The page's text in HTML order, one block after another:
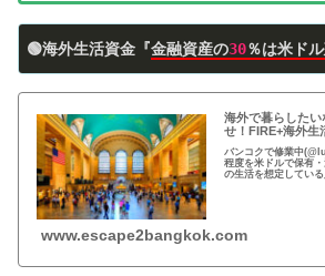
🟢海外生活資金『金融資産の30％は米ド
海外で暮らした
せ！FIRE+海外生
バンコクで修業中
程度を米ドルで保有
の生活を想定してい
www.escape2bangkok.com